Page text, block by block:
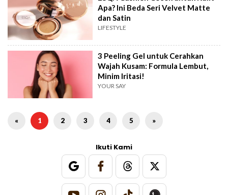
Apa? Ini Beda Seri Velvet Matte
dan Satin
LIFESTYLE
3 Peeling Gel untuk Cerahkan
Wajah Kusam: Formula Lembut,
Minim Iritasi!
YOUR SAY
« 1 2 3 4 5 »
Ikuti Kami